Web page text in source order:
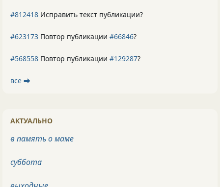
#812418 Исправить текст публикации?
#623173 Повтор публикации #66846?
#568558 Повтор публикации #129287?
все ⮕
АКТУАЛЬНО
в память о маме
суббота